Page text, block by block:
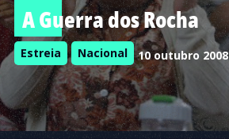
A Guerra dos Rocha
Estreia Nacional 10 outubro 2008